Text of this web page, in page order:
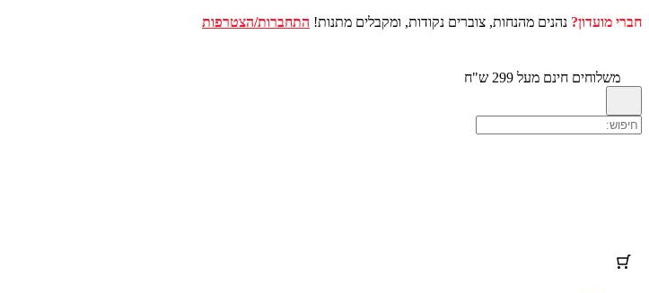
חברי מועדון? נהנים מהנחות, צוברים נקודות, ומקבלים מתנות! התחברות/הצטרפות
משלוחים חינם מעל 299 ש"ח
מוצרים
בעגלת
מוצר פרטים סה"כ
סכום ביניים₪0.00 המשלוח וההנחות מחושבים במהלך התשלום בקופה.